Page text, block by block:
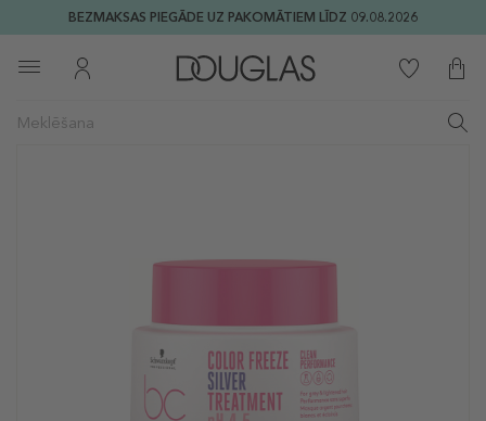
BEZMAKSAS PIEGĀDE UZ PAKOMĀTIEM LĪDZ 09.08.2026